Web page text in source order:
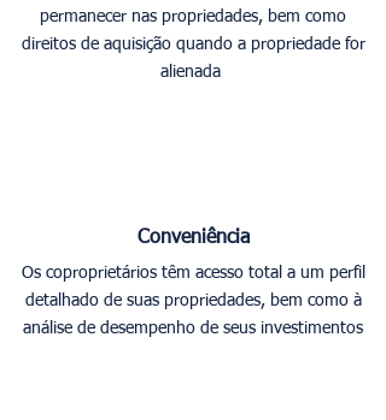
permanecer nas propriedades, bem como
direitos de aquisição quando a propriedade for
alienada
Conveniência
Os coproprietários têm acesso total a um perfil
detalhado de suas propriedades, bem como à
análise de desempenho de seus investimentos